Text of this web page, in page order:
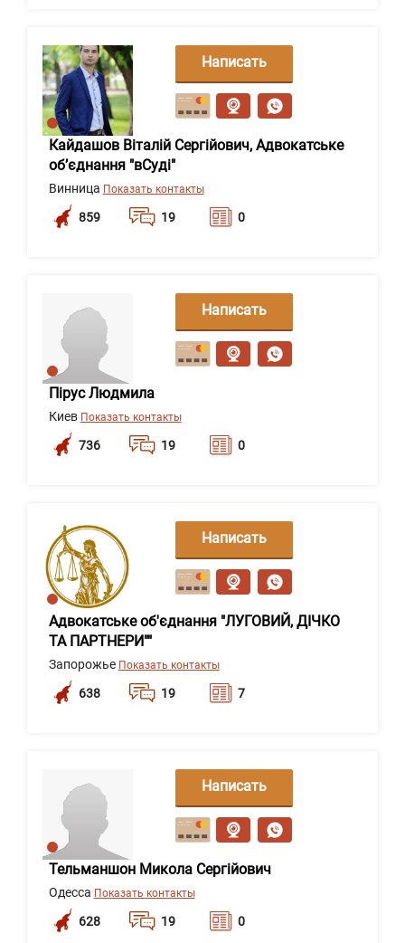
Кайдашов Віталій Сергійович, Адвокатське
об’єднання "вСуді"
Винница Показать контакты
859 19 0
Написать
сообщение
Пірус Людмила
Киев Показать контакты
736 19 0
Написать
сообщение
Адвокатське об'єднання "ЛУГОВИЙ, ДІЧКО
ТА ПАРТНЕРИ""
Запорожье Показать контакты
638 19 7
Написать
сообщение
Тельманшон Микола Сергійович
Одесса Показать контакты
628 19 0
Написать
сообщение